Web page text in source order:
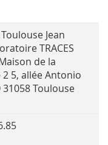
Jean
TRACES
de la
2 5, allée Antonio
31058 Toulouse